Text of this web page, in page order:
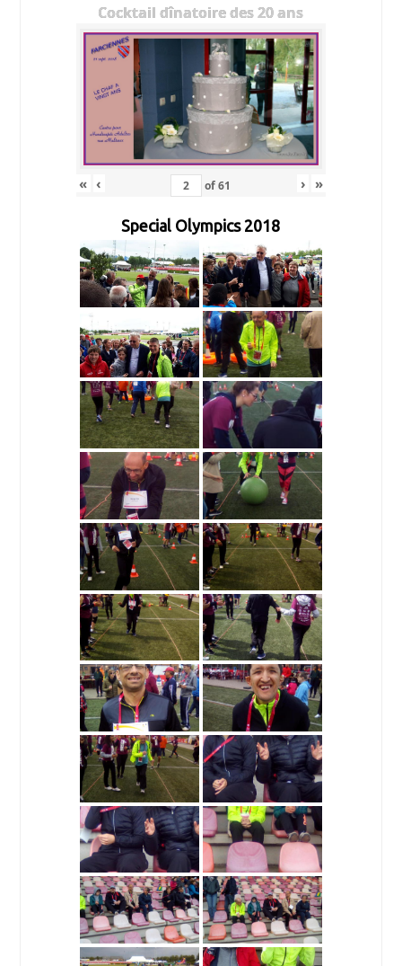
Cocktail dînatoire des 20 ans
« ‹ of61 › »
Special Olympics 2018